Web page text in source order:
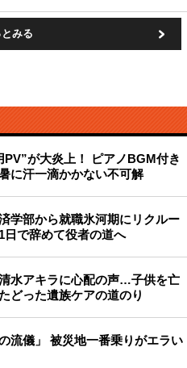
とみる
が大炎上！ ピアノBGM付き
に汗一滴かかない不可解
学部から就職氷河期にリクルー
日で辞めて役者の道へ
水アキラに心配の声…子供を亡
どった遺族ケアの道のり
流儀」 被災地一番乗りがエラい